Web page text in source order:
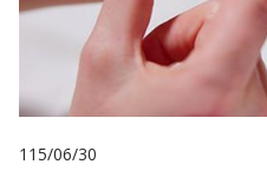
115/06/30